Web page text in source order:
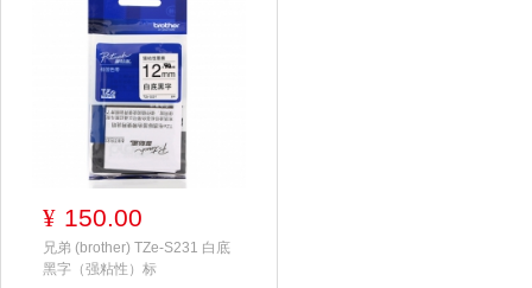
¥ 150.00
兄弟 (brother) TZe-S231 白底
黑字（强粘性）标